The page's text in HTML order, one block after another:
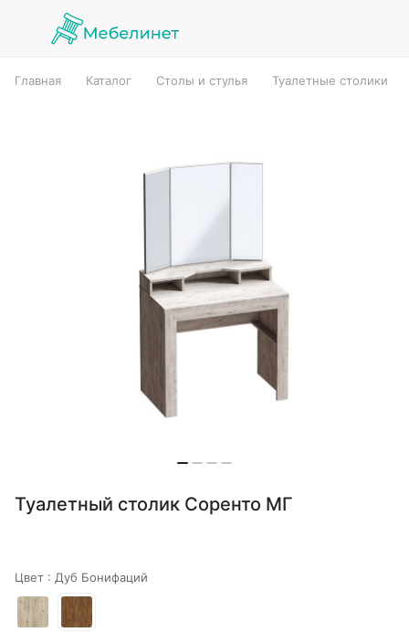
Главная Каталог Столы и стулья Туалетные столики
Туалетный столик Соренто МГ
Цвет : Дуб Бонифаций